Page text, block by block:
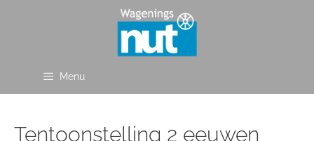
Menu
Tentoonstelling 2 eeuwen